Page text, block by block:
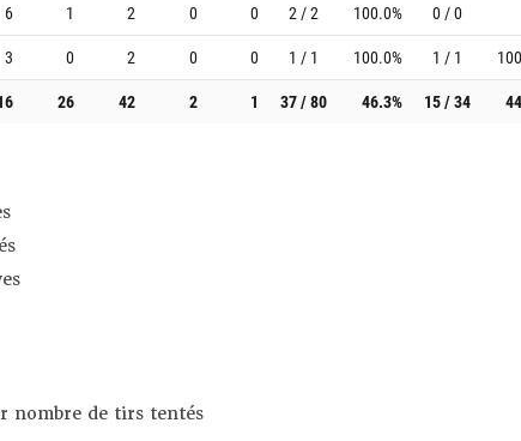
6 1 2 0 0 2 / 2 100.0% 0 / 0
3 0 2 0 0 1 / 1 100.0% 1 / 1
26 42 2 1 37 / 80 46.3% 15 / 34
nombre de tirs tentés